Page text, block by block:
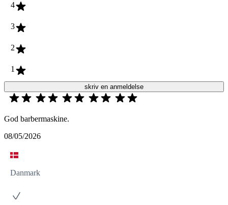
4
3
2
1
skriv en anmeldelse
God barbermaskine.
08/05/2026
Danmark